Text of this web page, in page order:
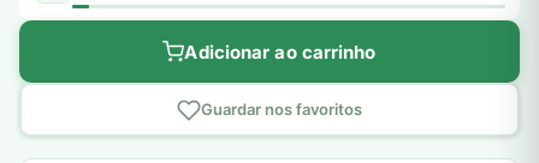
Adicionar ao carrinho
Guardar nos favoritos